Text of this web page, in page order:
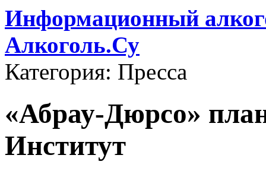
Информационный
Алкоголь.Су
Категория: Пресса
«Абрау-Дюрсо»
Институт